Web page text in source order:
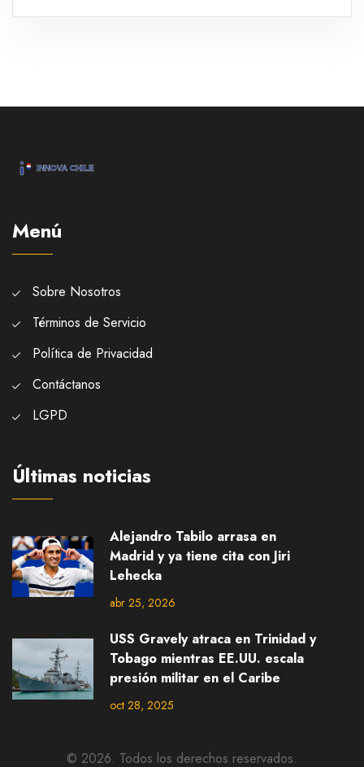
celebrar a Farías mientras antes lo repudiaron. La
Menú
Sobre Nosotros
Términos de Servicio
Política de Privacidad
Contáctanos
LGPD
Últimas noticias
Alejandro Tabilo arrasa en
Madrid y ya tiene cita con Jiri
Lehecka
abr 25, 2026
USS Gravely atraca en Trinidad y
Tobago mientras EE.UU. escala
presión militar en el Caribe
oct 28, 2025
© 2026. Todos los derechos reservados.